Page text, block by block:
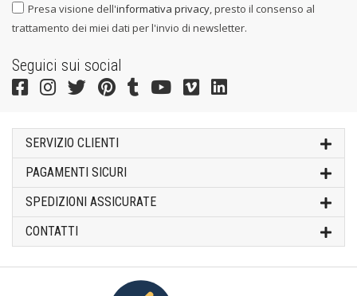
Presa visione dell'informativa privacy, presto il consenso al
trattamento dei miei dati per l'invio di newsletter.
Seguici sui social
SERVIZIO CLIENTI
PAGAMENTI SICURI
SPEDIZIONI ASSICURATE
CONTATTI